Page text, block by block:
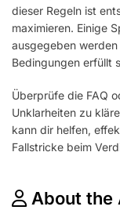
dieser Regeln ist
maximieren. Einige
ausgegeben
Bedingungen erfüllt
Überprüfe die FAQ
Unklarheiten zu
kann dir helfen,
Fallstricke beim
About the